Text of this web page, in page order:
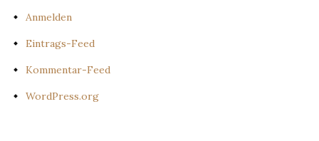
Anmelden
Eintrags-Feed
Kommentar-Feed
WordPress.org